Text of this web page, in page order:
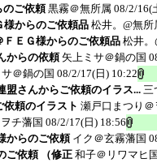
のご依頼 黒霧＠無所属 08/2/16(
からのご依頼品 松井。@無所
ＥＧ様からのご依頼品 松井。
からの依頼 矢上ミサ＠鍋の国
＠鍋の国 08/2/17(日) 10:22
盟さんからご依頼のイラス... 三
依頼のイラスト 瀬戸口まつり＠
チ藩国 08/2/17(日) 18:56
からのご依頼 イク＠玄霧藩国
ご依頼 （修正 和子＠リワマヒ国